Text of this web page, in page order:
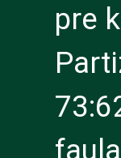
pre